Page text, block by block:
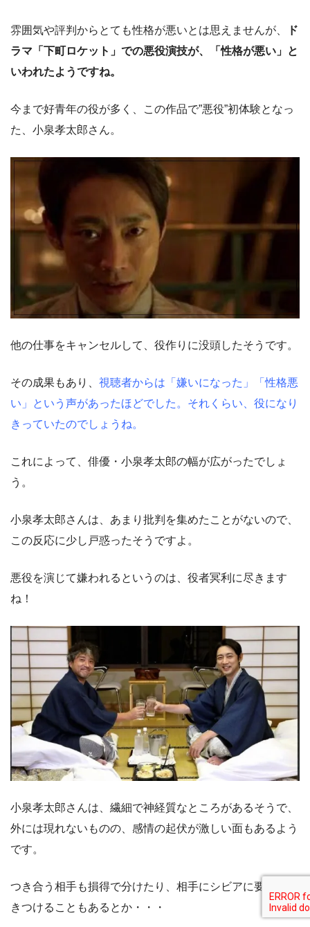
雰囲気や評判からとても性格が悪いとは思えませんが、
ド
ラマ「下町ロケット」での悪役演技が、「性格が悪い」と
いわれたようですね。
今まで好青年の役が多く、この作品で”悪役”初体験となっ
た、小泉孝太郎さん。
他の仕事をキャンセルして、役作りに没頭したそうです。
その成果もあり、 視聴者からは「嫌いになった」「性格悪
い」という声があったほどでした。それくらい、役になり
きっていたのでしょうね。
これによって、俳優・小泉孝太郎の幅が広がったでしょ
う。
小泉孝太郎さんは、あまり批判を集めたことがないので、
この反応に少し戸惑ったそうですよ。
悪役を演じて嫌われるというのは、役者冥利に尽きます
ね！
小泉孝太郎さんは、繊細で神経質なところがあるそうで、
外には現れないものの、感情の起伏が激しい面もあるよう
です。
つき合う相手も損得で分けたり、相手にシビアに要求を突
きつけることもあるとか・・・